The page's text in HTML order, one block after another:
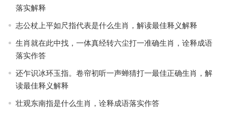
落实解释
志公杖上平如尺指代表是什么生肖，解读最佳释义解释
生肖就在此中找，一体真经转六尘打一准确生肖，诠释成语
落实作答
还乍识冰环玉指。卷帘初听一声蝉猜打一最佳正确生肖，解
读最佳释义解释
壮观东南指是什么生肖，诠释成语落实作答